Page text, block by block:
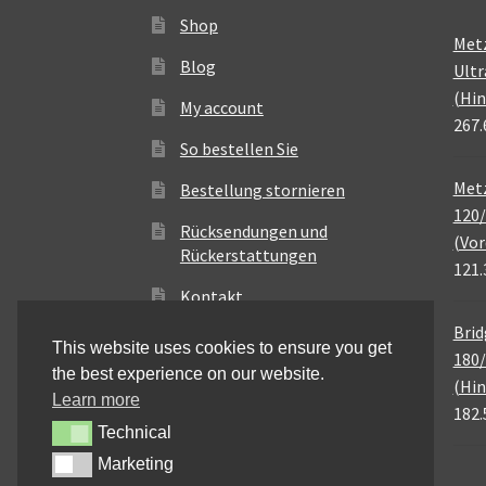
Shop
Blog
My account
So bestellen Sie
Bestellung stornieren
Rücksendungen und
Rückerstattungen
Kontakt
This website uses cookies to ensure you get
the best experience on our website.
Learn more
TechnicalTechnical
MarketingMarketing